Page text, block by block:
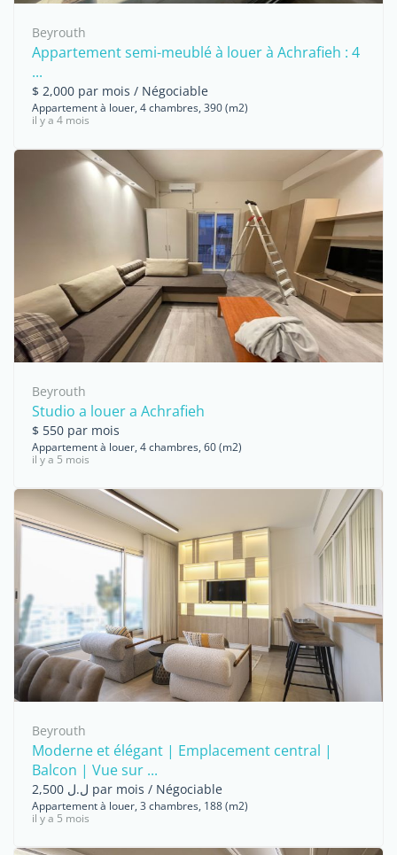
Beyrouth
Appartement semi-meublé à louer à Achrafieh : 4
...
$ 2,000 par mois / Négociable
Appartement à louer, 4 chambres, 390 (m2)
il y a 4 mois
Beyrouth
Studio a louer a Achrafieh
$ 550 par mois
Appartement à louer, 4 chambres, 60 (m2)
il y a 5 mois
Beyrouth
Moderne et élégant | Emplacement central |
Balcon | Vue sur ...
ل.ل 2,500 par mois / Négociable
Appartement à louer, 3 chambres, 188 (m2)
il y a 5 mois